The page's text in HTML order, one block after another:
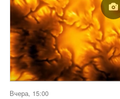
Вчера, 15:00